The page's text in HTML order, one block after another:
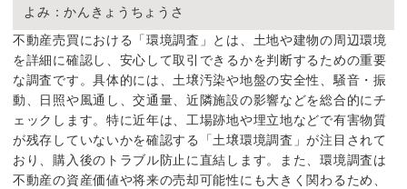
よみ：かんきょうちょうさ
不動産売買における「環境調査」とは、土地や建物の周辺環境
を詳細に確認し、安心して取引できるかを判断するための重要
な調査です。具体的には、土壌汚染や地盤の安全性、騒音・振
動、日照や風通し、交通量、近隣施設の影響などを総合的にチ
ェックします。特に近年は、工場跡地や埋立地などで有害物質
が残存していないかを確認する「土壌環境調査」が注目されて
おり、購入後のトラブル防止に直結します。また、環境調査は
不動産の資産価値や将来の売却可能性にも大きく関わるため、